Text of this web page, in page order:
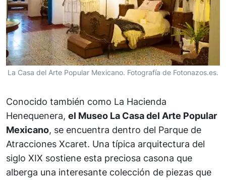
La Casa del Arte Popular Mexicano. Fotografía de Fotonazos.es.
Conocido también como La Hacienda
Henequenera, el Museo La Casa del Arte Popular
Mexicano, se encuentra dentro del Parque de
Atracciones Xcaret. Una típica arquitectura del
siglo XIX sostiene esta preciosa casona que
alberga una interesante colección de piezas que